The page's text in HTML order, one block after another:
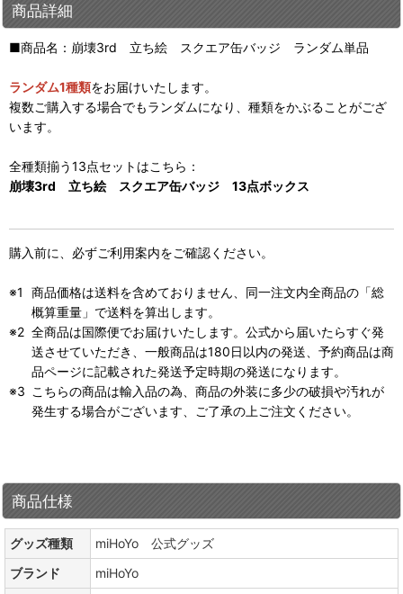
商品詳細
■商品名：崩壊3rd 立ち絵 スクエア缶バッジ ランダム単品
ランダム1種類をお届けいたします。
複数ご購入する場合でもランダムになり、種類をかぶることがござ
います。
全種類揃う13点セットはこちら：
崩壊3rd 立ち絵 スクエア缶バッジ 13点ボックス
購入前に、必ずご利用案内をご確認ください。
商品価格は送料を含めておりません、同一注文内全商品の「総
概算重量」で送料を算出します。
全商品は国際便でお届けいたします。公式から届いたらすぐ発
送させていただき、一般商品は180日以内の発送、予約商品は商
品ページに記載された発送予定時期の発送になります。
こちらの商品は輸入品の為、商品の外装に多少の破損や汚れが
発生する場合がございます、ご了承の上ご注文ください。
商品仕様
グッズ種類
miHoYo 公式グッズ
ブランド
miHoYo